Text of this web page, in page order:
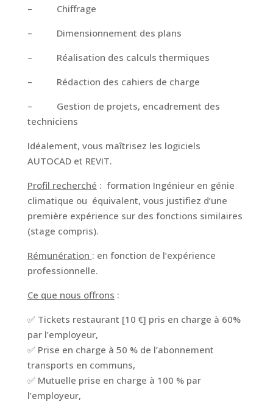
– Chiffrage
– Dimensionnement des plans
– Réalisation des calculs thermiques
– Rédaction des cahiers de charge
– Gestion de projets, encadrement des
techniciens
Idéalement, vous maîtrisez les logiciels
AUTOCAD et REVIT.
Profil recherché : formation Ingénieur en génie
climatique ou équivalent, vous justifiez d’une
première expérience sur des fonctions similaires
(stage compris).
Rémunération : en fonction de l’expérience
professionnelle.
Ce que nous offrons :
✅ Tickets restaurant [10 €] pris en charge à 60%
par l’employeur,
✅ Prise en charge à 50 % de l’abonnement
transports en communs,
✅ Mutuelle prise en charge à 100 % par
l’employeur,